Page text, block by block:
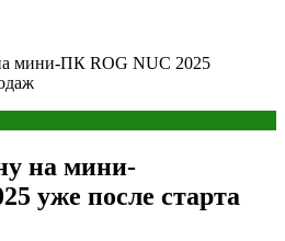
мини-ПК ROG NUC 2025
на мини-
уже после старта